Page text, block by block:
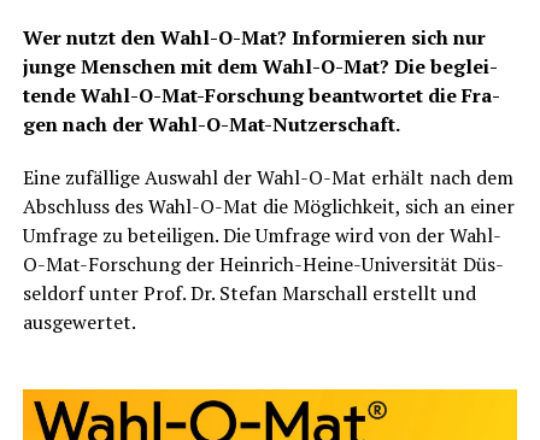
Wer nutzt den Wahl-O-Mat? Infor­mie­ren sich nur
jun­ge Men­schen mit dem Wahl-O-Mat? Die beglei­
ten­de Wahl-O-Mat-For­schung beant­wor­tet die Fra­
gen nach der Wahl-O-Mat-Nutzerschaft.
Eine zufäl­li­ge Aus­wahl der Wahl-O-Mat erhält nach dem
Abschluss des Wahl-O-Mat die Mög­lich­keit, sich an einer
Umfra­ge zu betei­li­gen. Die Umfra­ge wird von der Wahl-
O-Mat-For­schung der Hein­rich-Hei­ne-Uni­ver­si­tät Düs­
sel­dorf unter Prof. Dr. Ste­fan Mar­schall erstellt und
ausgewertet.